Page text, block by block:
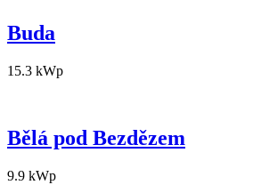
Buda
15.3 kWp
Bělá pod Bezdězem
9.9 kWp